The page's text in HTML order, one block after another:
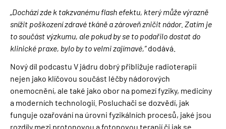
„Dochází zde k takzvanému flash efektu, který může výrazně
snížit poškození zdravé tkáně a zároveň zničit nádor. Zatím je
to součást výzkumu, ale pokud by se to podařilo dostat do
klinické praxe, bylo by to velmi zajímavé,“dodává.
Nový díl podcastu V jádru dobrý přibližuje radioterapii
nejen jako klíčovou součást léčby nádorových
onemocnění, ale také jako obor na pomezí fyziky, medicíny
a moderních technologií. Posluchači se dozvědí, jak
funguje ozařování na úrovni fyzikálních procesů, jaké jsou
rozdíly mezi protonovou a fotonovou terapií či jak se